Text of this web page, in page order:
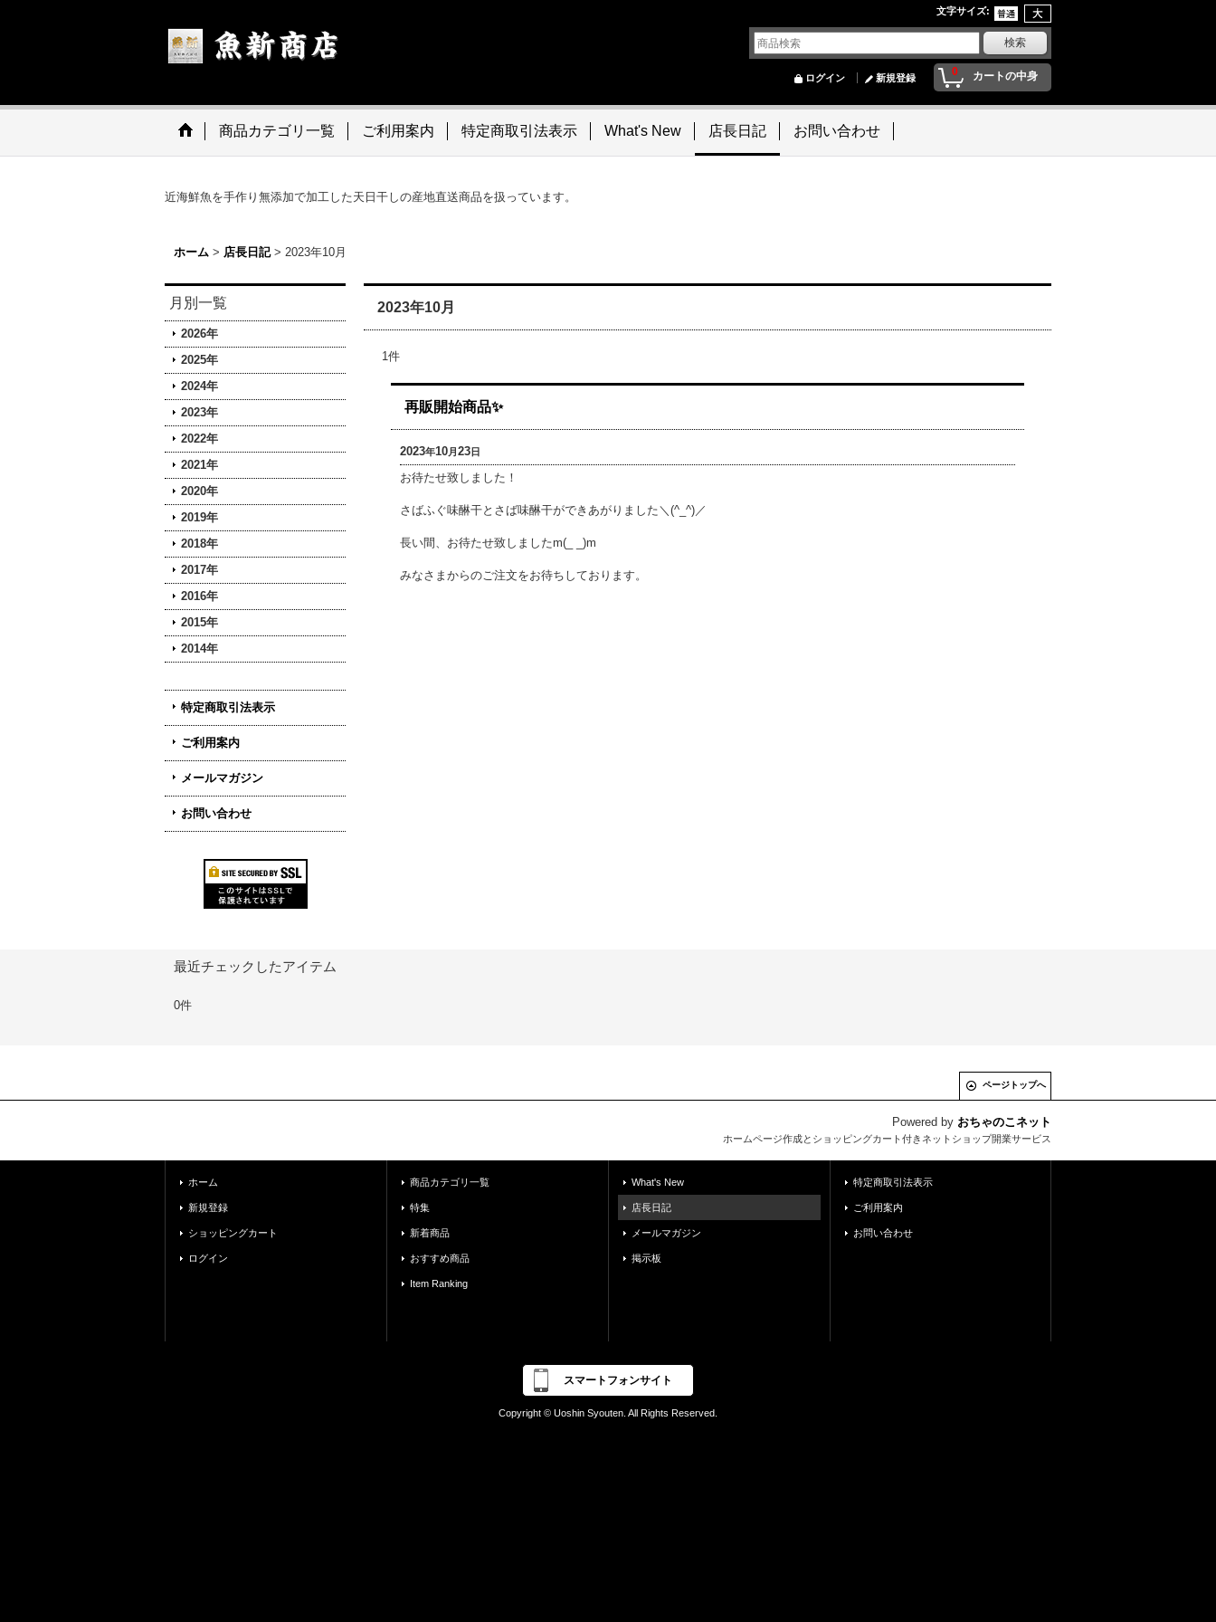
文字サイズ:
0 カートの中身
ログイン 新規登録
商品カテゴリ一覧 ご利用案内 特定商取引法表示 What's New 店長日記 お問い合わせ
近海鮮魚を手作り無添加で加工した天日干しの産地直送商品を扱っています。
ホーム > 店長日記 > 2023年10月
月別一覧
2026年
2025年
2024年
2023年
2022年
2021年
2020年
2019年
2018年
2017年
2016年
2015年
2014年
特定商取引法表示
ご利用案内
メールマガジン
お問い合わせ
2023年10月
1件
再販開始商品✨
2023年10月23日
お待たせ致しました！
さばふぐ味醂干とさば味醂干ができあがりました＼(^_^)／
長い間、お待たせ致しましたm(_ _)m
みなさまからのご注文をお待ちしております。
最近チェックしたアイテム
0件
ページトップへ
Powered by おちゃのこネット
ホームページ作成とショッピングカート付きネットショップ開業サービス
ホーム
新規登録
ショッピングカート
ログイン
商品カテゴリ一覧
特集
新着商品
おすすめ商品
Item Ranking
What's New
店長日記
メールマガジン
掲示板
特定商取引法表示
ご利用案内
お問い合わせ
スマートフォンサイト
Copyright © Uoshin Syouten. All Rights Reserved.